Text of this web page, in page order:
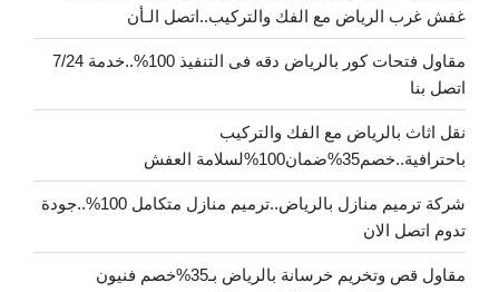
غفش غرب الرياض مع الفك والتركيب..اتصل الـأن
مقاول فتحات كور بالرياض دقه فى التنفيذ 100%..خدمة 7/24
اتصل بنا
نقل اثاث بالرياض مع الفك والتركيب
باحترافية..خصم35%ضمان100%لسلامة العفش
شركة ترميم منازل بالرياض..ترميم منازل متكامل 100%..جودة
تدوم اتصل الان
مقاول قص وتخريم خرسانة بالرياض بـ35%خصم فنيون